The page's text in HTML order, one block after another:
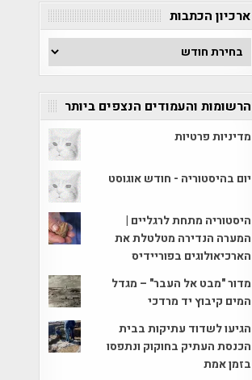
ארכיון הכתבות
ארכיון
הכתבות
הרשומות והעמודים הנצפים ביותר
מדיניות פרטיות
יום בהיסטוריה - חודש אוגוסט
היסטוריה מתחת לרגליים |
המערה הנדירה מטלטלת את
הארכיאולוגים בפוריידיס
מדור "מבט אל העבר" – מגדל
המים קיבוץ יד מרדכי
הגיעו לשדוד עתיקות בבית
הכנסת העתיק בחוקוק ונתפסו
בזמן אמת